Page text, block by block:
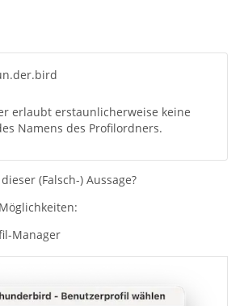
erlaubt erstaunlicherweise keine
Namens des Profilordners.
(Falsch-) Aussage?
Manager